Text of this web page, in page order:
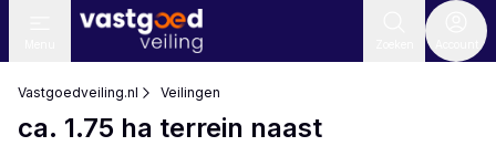
Vastgoedveiling.nl Veilingen
ca. 1.75 ha terrein naast